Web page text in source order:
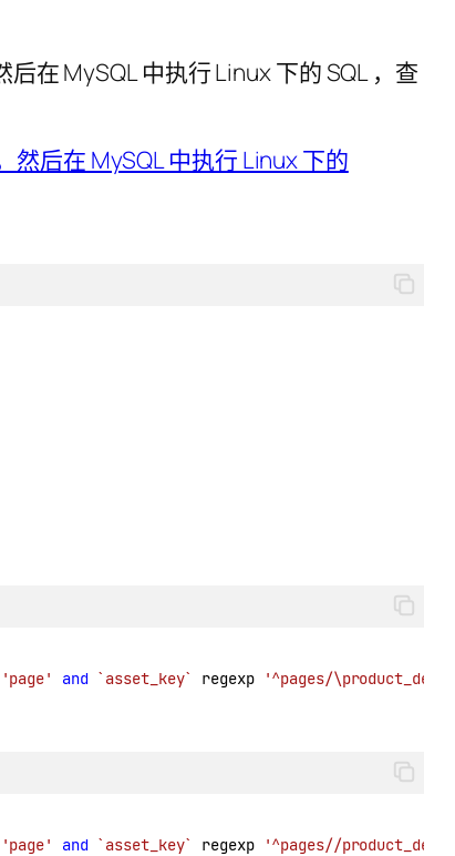
在 MySQL 中执行 Linux 下的 SQL ，查
'page' and `asset_key` regexp '^pages/
'page' and `asset_key` regexp '^pages//